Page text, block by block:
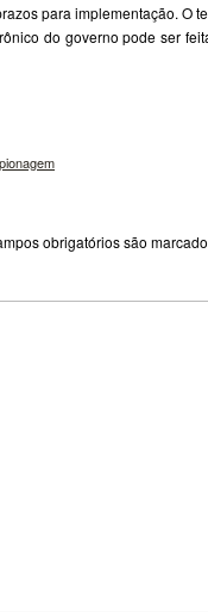
para implementação. O
do governo pode ser
obrigatórios são